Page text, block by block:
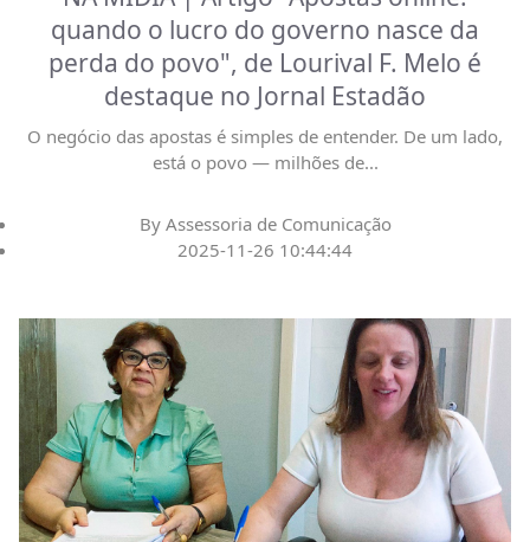
quando o lucro do governo nasce da
perda do povo", de Lourival F. Melo é
destaque no Jornal Estadão
O negócio das apostas é simples de entender. De um lado,
está o povo — milhões de...
By Assessoria de Comunicação
2025-11-26 10:44:44